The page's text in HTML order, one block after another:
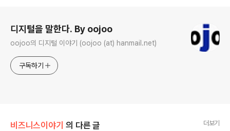
디지털을 말한다. By oojoo
oojoo의 디지털 이야기 (oojoo (at) hanmail.net)
구독하기
비즈니스이야기 의 다른 글 더보기